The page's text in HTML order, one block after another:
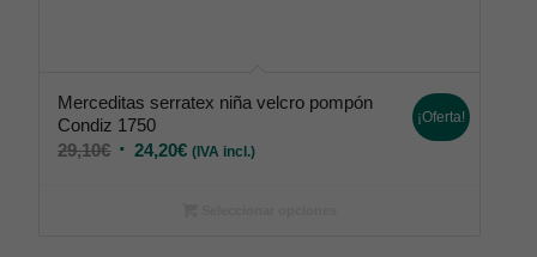
Merceditas serratex niña velcro pompón
Condiz 1750
29,10€ 24,20€ (IVA incl.)
¡Oferta!